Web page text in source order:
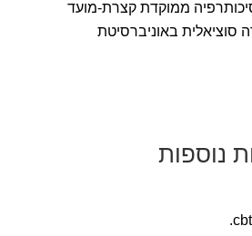
ממוקדת קצרת-מועד
סוציאלית באוניברסיטת
נוספות